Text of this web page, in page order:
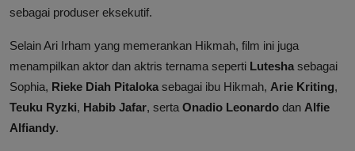
sebagai produser eksekutif.
Selain Ari Irham yang memerankan Hikmah, film ini juga
menampilkan aktor dan aktris ternama seperti Lutesha sebagai
Sophia, Rieke Diah Pitaloka sebagai ibu Hikmah, Arie Kriting,
Teuku Ryzki, Habib Jafar, serta Onadio Leonardo dan Alfie
Alfiandy.